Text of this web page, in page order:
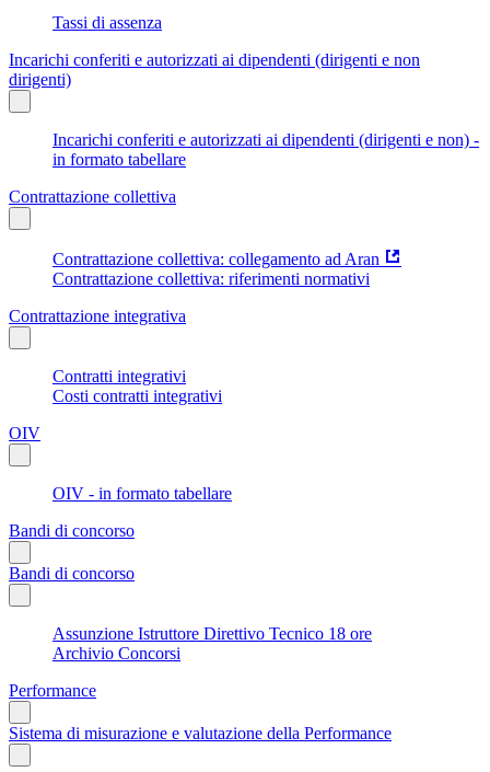
Tassi di assenza
Incarichi conferiti e autorizzati ai dipendenti (dirigenti e non
dirigenti)
Incarichi conferiti e autorizzati ai dipendenti (dirigenti e non) -
in formato tabellare
Contrattazione collettiva
Contrattazione collettiva: collegamento ad Aran
Contrattazione collettiva: riferimenti normativi
Contrattazione integrativa
Contratti integrativi
Costi contratti integrativi
OIV
OIV - in formato tabellare
Bandi di concorso
Bandi di concorso
Assunzione Istruttore Direttivo Tecnico 18 ore
Archivio Concorsi
Performance
Sistema di misurazione e valutazione della Performance